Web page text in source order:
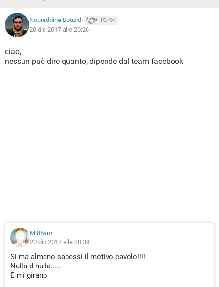
Noureddine Bouzidi 15.404
20 dic 2017 alle 20:26
ciao,
nessun può dire quanto, dipende dal team facebook
Mi85am
20 dic 2017 alle 20:39
Si ma almeno sapessi il motivo cavolo!!!!
Nulla d nulla.....
E mi girano